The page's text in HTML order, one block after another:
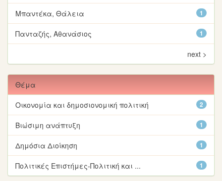
1
Μπαντέκα, Θάλεια
1
Πανταζής, Αθανάσιος
next >
Θέμα
2
Οικονομία και δημοσιονομική πολιτική
1
Βιώσιμη ανάπτυξη
1
Δημόσια Διοίκηση
1
Πολιτικές Επιστήμες-Πολιτική και ...